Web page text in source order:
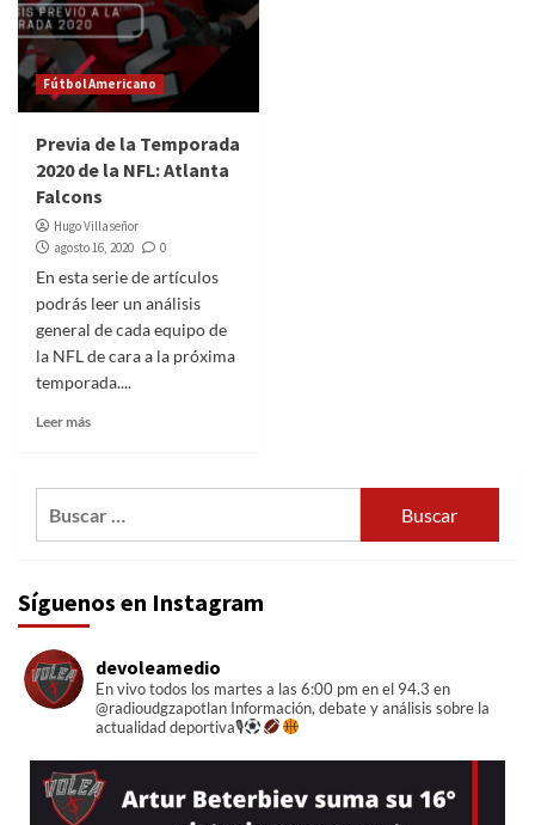
Fútbol Americano
Previa de la Temporada
2020 de la NFL: Atlanta
Falcons
Hugo Villaseñor
agosto 16, 2020
0
En esta serie de artículos
podrás leer un análisis
general de cada equipo de
la NFL de cara a la próxima
temporada....
Leer más
Síguenos en Instagram
devoleamedio
En vivo todos los martes a las 6:00 pm en el 94.3 en
@radioudgzapotlan Información, debate y análisis sobre la
actualidad deportiva🎙